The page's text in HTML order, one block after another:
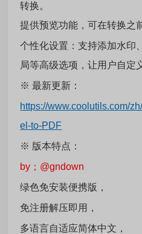
转换。
提供预览功能，可在转换之
个性化设置：支持添加水印
局等高级选项 ，让用户自定
※最新更新：
https://www.coolutils.com/
el-to-PDF
※ 版本特点：
by；@gndown
绿色免安装便携版，
免注册解压即用，
多语言自适应简体中文，